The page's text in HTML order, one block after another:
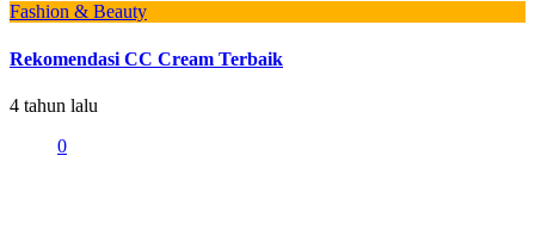
Fashion & Beauty
Rekomendasi CC Cream Terbaik
4 tahun lalu
0